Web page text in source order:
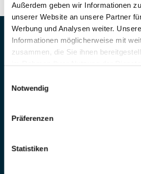
Außerdem geben wir Informationen
unserer Website an unsere Partner
Werbung und Analysen weiter.
Informationen möglicherweise mit
zusammen, die Sie ihnen
Notwendig
Präferenzen
Statistiken
MS Sports AG • Sonnenrain 3b •
Rickenbach